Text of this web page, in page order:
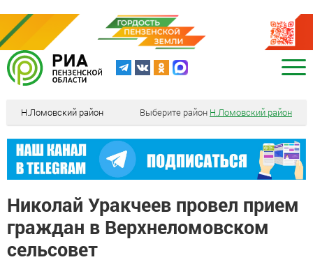
Н.Ломовский район Выберите район Н.Ломовский район
Николай Уракчеев провел прием
граждан в Верхнеломовском
сельсовет